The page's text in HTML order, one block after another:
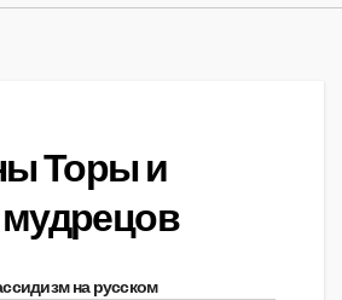
Торы и
на русском